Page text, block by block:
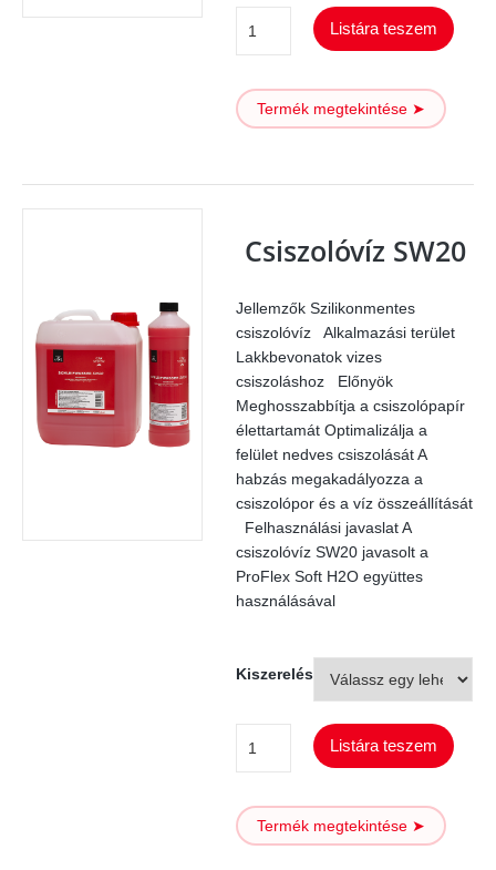
Csiszológyalu
14
lyukas
400
mennyiség
Listára teszem
Termék megtekintése ➤
Csiszolóvíz SW20
Jellemzők Szilikonmentes
csiszolóvíz Alkalmazási terület
Lakkbevonatok vizes
csiszoláshoz Előnyök
Meghosszabbítja a csiszolópapír
élettartamát Optimalizálja a
felület nedves csiszolását A
habzás megakadályozza a
csiszolópor és a víz összeállítását
Felhasználási javaslat A
csiszolóvíz SW20 javasolt a
ProFlex Soft H2O együttes
használásával
Kiszerelés
Csiszolóvíz
SW20
mennyiség
Listára teszem
Termék megtekintése ➤